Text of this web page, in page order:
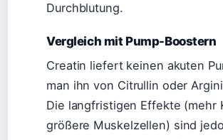
Durchblutung.
Vergleich mit Pump-Boostern
Creatin liefert keinen akuten
man ihn von Citrullin oder
Die langfristigen Effekte (mehr
größere Muskelzellen) sind